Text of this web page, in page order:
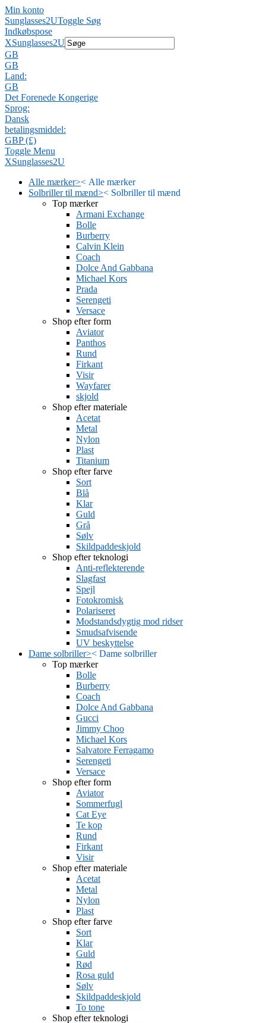
Min konto
Sunglasses2UToggle Søg
Indkøbspose
XSunglasses2U
GB
GB
Land:
GB
Det Forenede Kongerige
Sprog:
Dansk
betalingsmiddel:
GBP (£)
Toggle Menu
XSunglasses2U
Alle mærker>< Alle mærker
Solbriller til mænd>< Solbriller til mænd
Top mærker
Armani Exchange
Bolle
Burberry
Calvin Klein
Coach
Dolce And Gabbana
Michael Kors
Prada
Serengeti
Versace
Shop efter form
Aviator
Panthos
Rund
Firkant
Visir
Wayfarer
skjold
Shop efter materiale
Acetat
Metal
Nylon
Plast
Titanium
Shop efter farve
Sort
Blå
Klar
Guld
Grå
Sølv
Skildpaddeskjold
Shop efter teknologi
Anti-reflekterende
Slagfast
Spejl
Fotokromisk
Polariseret
Modstandsdygtig mod ridser
Smudsafvisende
UV beskyttelse
Dame solbriller>< Dame solbriller
Top mærker
Bolle
Burberry
Coach
Dolce And Gabbana
Gucci
Jimmy Choo
Michael Kors
Salvatore Ferragamo
Serengeti
Versace
Shop efter form
Aviator
Sommerfugl
Cat Eye
Te kop
Rund
Firkant
Visir
Shop efter materiale
Acetat
Metal
Nylon
Plast
Shop efter farve
Sort
Klar
Guld
Rød
Rosa guld
Sølv
Skildpaddeskjold
To tone
Shop efter teknologi